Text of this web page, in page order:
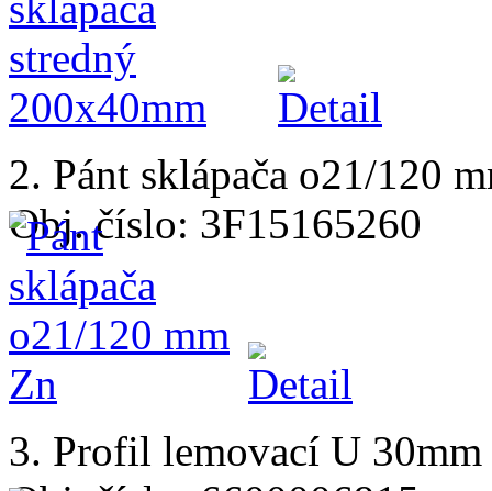
2. Pánt sklápača o21/120
Obj. číslo: 3F15165260
3. Profil lemovací U 30mm